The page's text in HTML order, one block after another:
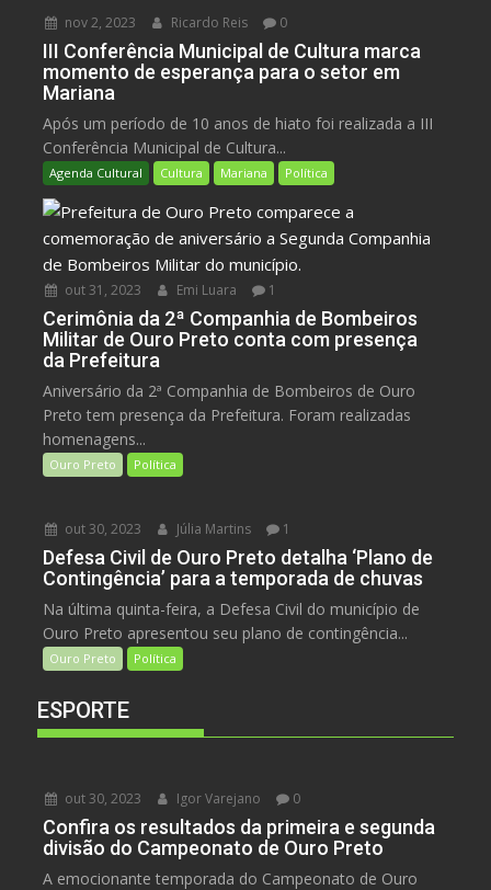
nov 2, 2023 Ricardo Reis 0
III Conferência Municipal de Cultura marca
momento de esperança para o setor em
Mariana
Após um período de 10 anos de hiato foi realizada a III
Conferência Municipal de Cultura...
Agenda Cultural Cultura Mariana Política
out 31, 2023 Emi Luara 1
Cerimônia da 2ª Companhia de Bombeiros
Militar de Ouro Preto conta com presença
da Prefeitura
Aniversário da 2ª Companhia de Bombeiros de Ouro
Preto tem presença da Prefeitura. Foram realizadas
homenagens...
Ouro Preto Política
out 30, 2023 Júlia Martins 1
Defesa Civil de Ouro Preto detalha ‘Plano de
Contingência’ para a temporada de chuvas
Na última quinta-feira, a Defesa Civil do município de
Ouro Preto apresentou seu plano de contingência...
Ouro Preto Política
ESPORTE
out 30, 2023 Igor Varejano 0
Confira os resultados da primeira e segunda
divisão do Campeonato de Ouro Preto
A emocionante temporada do Campeonato de Ouro